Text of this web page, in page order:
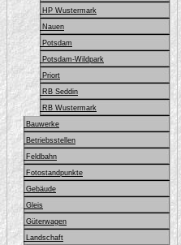
HP Wustermark
Nauen
Potsdam
Potsdam-Wildpark
Priort
RB Seddin
RB Wustermark
Bauwerke
Betriebsstellen
Feldbahn
Fotostandpunkte
Gebäude
Gleis
Güterwagen
Landschaft